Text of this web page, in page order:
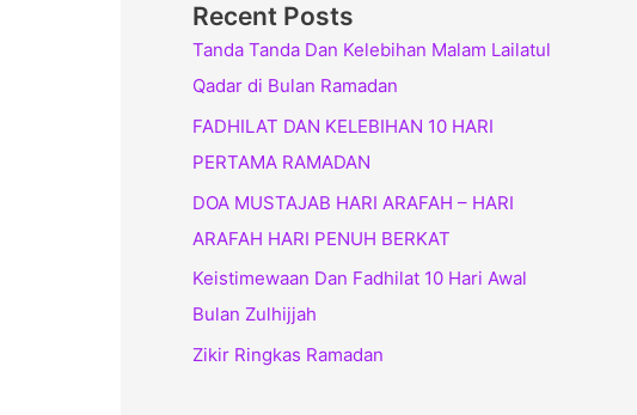
Recent Posts
Tanda Tanda Dan Kelebihan Malam Lailatul
Qadar di Bulan Ramadan
FADHILAT DAN KELEBIHAN 10 HARI
PERTAMA RAMADAN
DOA MUSTAJAB HARI ARAFAH – HARI
ARAFAH HARI PENUH BERKAT
Keistimewaan Dan Fadhilat 10 Hari Awal
Bulan Zulhijjah
Zikir Ringkas Ramadan